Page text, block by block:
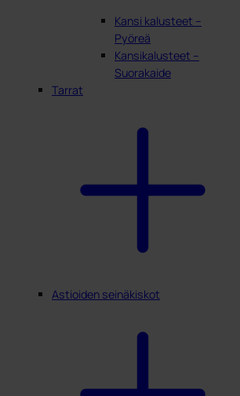
Kansi kalusteet –
Pyöreä
Kansikalusteet –
Suorakaide
Tarrat
Astioiden seinäkiskot